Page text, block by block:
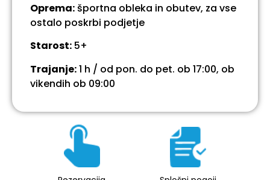
Oprema:športna obleka in obutev, za vse
ostalo poskrbi podjetje
Starost: 5+
Trajanje:1 h / od pon. do pet. ob 17:00, ob
vikendih ob 09:00